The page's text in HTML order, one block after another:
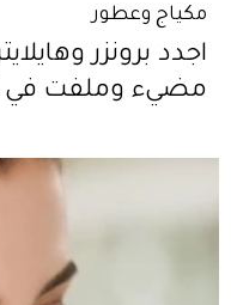
مكياج وعطور
مضيء وملفت في